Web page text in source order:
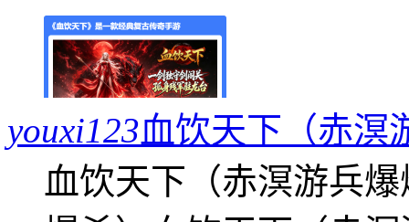
youxi123血饮天下（赤溟
血饮天下（赤溟游兵